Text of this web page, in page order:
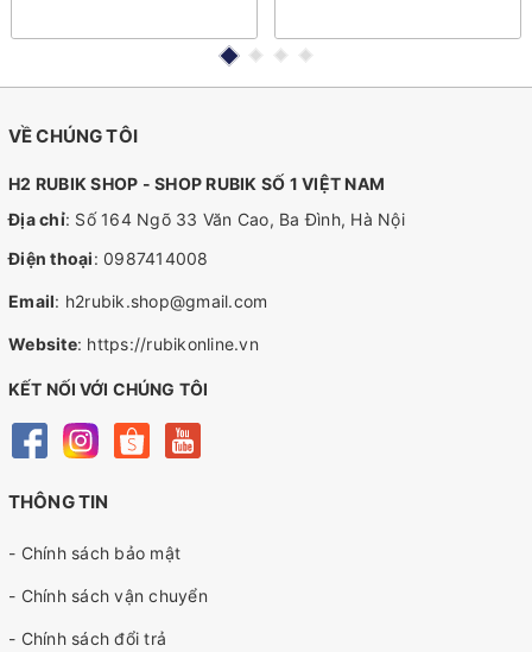
VỀ CHÚNG TÔI
H2 RUBIK SHOP - SHOP RUBIK SỐ 1 VIỆT NAM
Địa chỉ: Số 164 Ngõ 33 Văn Cao, Ba Đình, Hà Nội
Điện thoại: 0987414008
Email: h2rubik.shop@gmail.com
Website: https://rubikonline.vn
KẾT NỐI VỚI CHÚNG TÔI
THÔNG TIN
- Chính sách bảo mật
- Chính sách vận chuyển
- Chính sách đổi trả